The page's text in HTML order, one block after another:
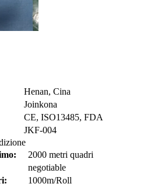
Henan, Cina
Joinkona
CE, ISO13485, FDA
JKF-004
2000 metri quadri
negotiable
1000m/Roll